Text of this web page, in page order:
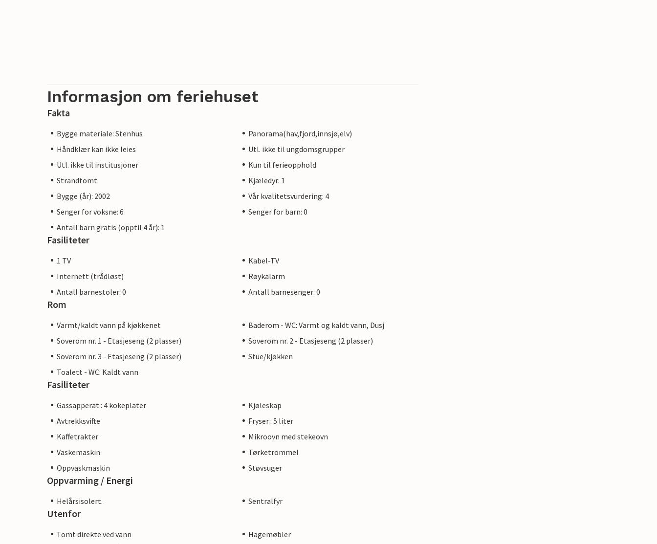
Informasjon om feriehuset
Fakta
Bygge materiale: Stenhus
Panorama(hav,fjord,innsjø,elv)
Håndklær kan ikke leies
Utl. ikke til ungdomsgrupper
Utl. ikke til institusjoner
Kun til ferieopphold
Strandtomt
Kjæledyr: 1
Bygge (år): 2002
Vår kvalitetsvurdering: 4
Senger for voksne: 6
Senger for barn: 0
Antall barn gratis (opptil 4 år): 1
Fasiliteter
1 TV
Kabel-TV
Internett (trådløst)
Røykalarm
Antall barnestoler: 0
Antall barnesenger: 0
Rom
Varmt/kaldt vann på kjøkkenet
Baderom - WC: Varmt og kaldt vann, Dusj
Soverom nr. 1 - Etasjeseng (2 plasser)
Soverom nr. 2 - Etasjeseng (2 plasser)
Soverom nr. 3 - Etasjeseng (2 plasser)
Stue/kjøkken
Toalett - WC: Kaldt vann
Fasiliteter
Gassapperat : 4 kokeplater
Kjøleskap
Avtrekksvifte
Fryser : 5 liter
Kaffetrakter
Mikroovn med stekeovn
Vaskemaskin
Tørketrommel
Oppvaskmaskin
Støvsuger
Oppvarming / Energi
Helårsisolert. Sentralfyr
Utenfor
Tomt direkte ved vann
Hagemøbler